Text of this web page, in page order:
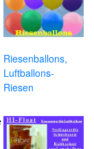
Riesenballons,
Luftballons-
Riesen